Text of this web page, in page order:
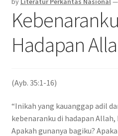
Hadapan
(Ayb. 35:1-16)
“Inikah yang kauanggap adil
kebenaranku di hadapan
Apakah gunanya bagiku?